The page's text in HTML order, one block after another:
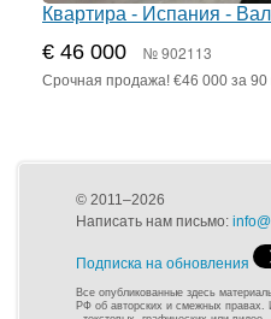
Квартира - Испания -
€ 46 000 № 902113
Срочная продажа! €46 000 за
© 2011–2026
Написать нам письмо:
Подписка на обновления
Все опубликованные здесь
РФ об авторских и смежных правах.